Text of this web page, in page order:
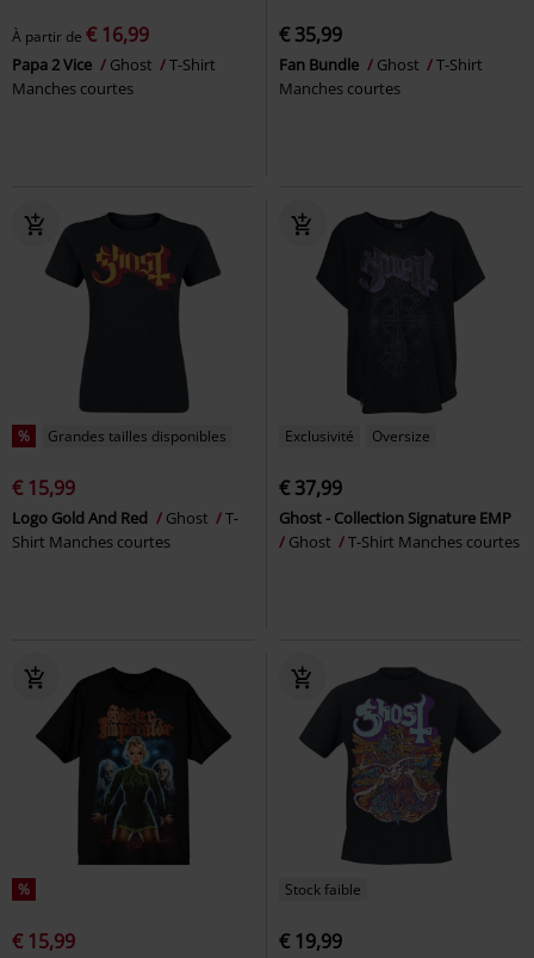
À partir de € 16,99
Papa 2 Vice Ghost
T-Shirt
Manches courtes
€ 35,99
Fan Bundle Ghost
T-Shirt
Manches courtes
% Grandes tailles disponibles
€ 15,99
Logo Gold And Red Ghost
T-
Shirt Manches courtes
Exclusivité Oversize
€ 37,99
Ghost - Collection Signature EMP
Ghost
T-Shirt Manches courtes
%
€ 15,99
Stock faible
€ 19,99